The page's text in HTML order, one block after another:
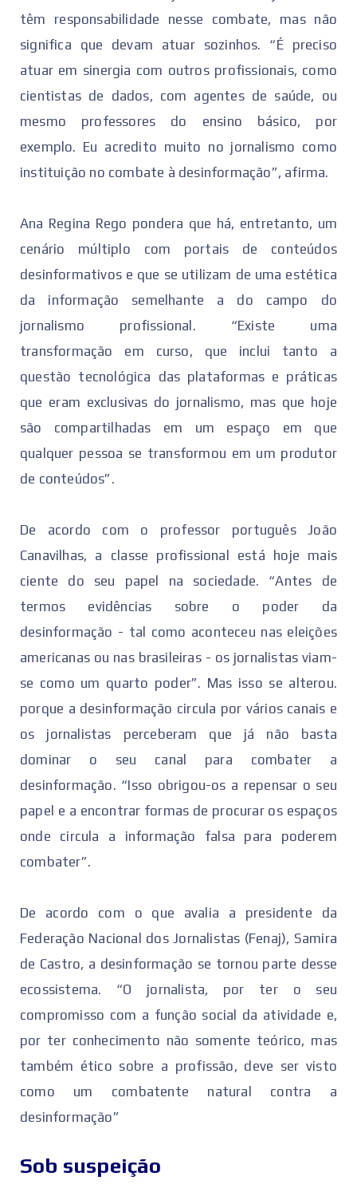
têm responsabilidade nesse combate, mas não
significa que devam atuar sozinhos. “É preciso
atuar em sinergia com outros profissionais, como
cientistas de dados, com agentes de saúde, ou
mesmo professores do ensino básico, por
exemplo. Eu acredito muito no jornalismo como
instituição no combate à desinformação”, afirma.
Ana Regina Rego pondera que há, entretanto, um
cenário múltiplo com portais de conteúdos
desinformativos e que se utilizam de uma estética
da informação semelhante a do campo do
jornalismo profissional. “Existe uma
transformação em curso, que inclui tanto a
questão tecnológica das plataformas e práticas
que eram exclusivas do jornalismo, mas que hoje
são compartilhadas em um espaço em que
qualquer pessoa se transformou em um produtor
de conteúdos”.
De acordo com o professor português João
Canavilhas, a classe profissional está hoje mais
ciente do seu papel na sociedade. “Antes de
termos evidências sobre o poder da
desinformação - tal como aconteceu nas eleições
americanas ou nas brasileiras - os jornalistas viam-
se como um quarto poder”. Mas isso se alterou.
porque a desinformação circula por vários canais e
os jornalistas perceberam que já não basta
dominar o seu canal para combater a
desinformação. “Isso obrigou-os a repensar o seu
papel e a encontrar formas de procurar os espaços
onde circula a informação falsa para poderem
combater”.
De acordo com o que avalia a presidente da
Federação Nacional dos Jornalistas (Fenaj), Samira
de Castro, a desinformação se tornou parte desse
ecossistema. “O jornalista, por ter o seu
compromisso com a função social da atividade e,
por ter conhecimento não somente teórico, mas
também ético sobre a profissão, deve ser visto
como um combatente natural contra a
desinformação”
Sob suspeição